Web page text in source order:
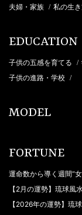
夫婦・家族 / 私の生
EDUCATION
子供の五感を育てる /
子供の進路・学校 /
MODEL
FORTUNE
運命数から導く週間“
【2月の運勢】琉球風
【2026年の運勢】琉